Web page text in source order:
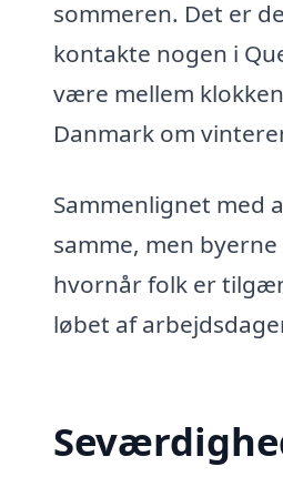
sommeren. Det er
kontakte nogen i
være mellem
Danmark om
Sammenlignet med
samme, men
hvornår folk er
løbet af